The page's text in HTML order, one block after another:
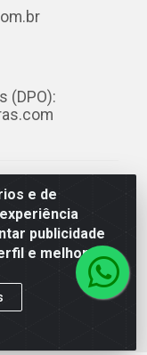
e de
publicidade
e melhorar a
(DPO):
- Prazeres,
000 - CNPJ
de Pneus